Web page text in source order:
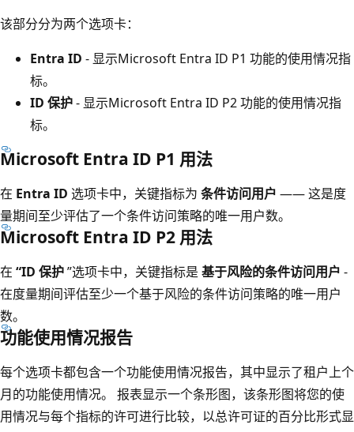
该部分分为两个选项卡：
Entra ID - 显示Microsoft Entra ID P1 功能的使用情况指
标。
ID 保护- 显示Microsoft Entra ID P2 功能的使用情况指
标。
Microsoft Entra ID P1 用法
在 Entra ID 选项卡中，关键指标为 条件访问用户 —— 这是度
量期间至少评估了一个条件访问策略的唯一用户数。
Microsoft Entra ID P2 用法
在 “ID 保护”选项卡中，关键指标是 基于风险的条件访问用户 -
在度量期间评估至少一个基于风险的条件访问策略的唯一用户
数。
功能使用情况报告
每个选项卡都包含一个功能使用情况报告，其中显示了租户上个
月的功能使用情况。 报表显示一个条形图，该条形图将您的使
用情况与每个指标的许可进行比较，以总许可证的百分比形式显